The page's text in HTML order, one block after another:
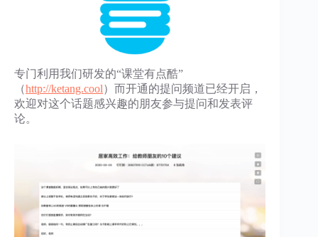
专门利用我们研发的“课堂有点酷”
（http://ketang.cool）而开通的提问频道已经开启，
欢迎对这个话题感兴趣的朋友参与提问和发表评
论。